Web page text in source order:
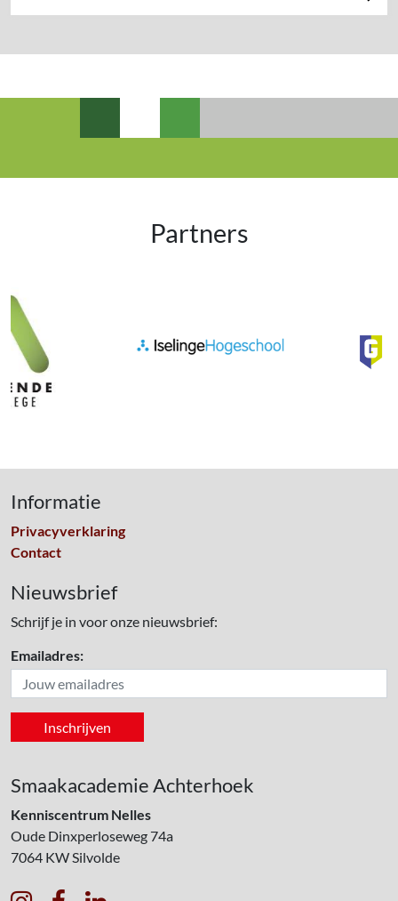
Partners
Informatie
Privacyverklaring
Contact
Nieuwsbrief
Schrijf je in voor onze nieuwsbrief:
Emailadres:
Smaakacademie Achterhoek
Kenniscentrum Nelles
Oude Dinxperloseweg 74a
7064 KW Silvolde